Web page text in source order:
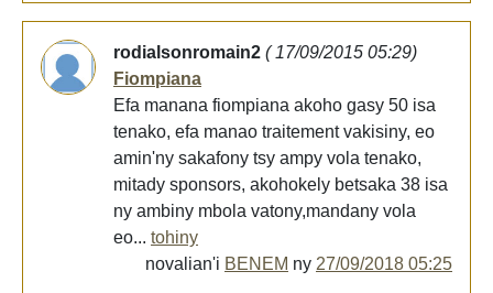
rodialsonromain2 ( 17/09/2015 05:29)
Fiompiana
Efa manana fiompiana akoho gasy 50 isa
tenako, efa manao traitement vakisiny, eo
amin'ny sakafony tsy ampy vola tenako,
mitady sponsors, akohokely betsaka 38 isa
ny ambiny mbola vatony,mandany vola
eo... tohiny
novalian'i BENEM ny 27/09/2018 05:25